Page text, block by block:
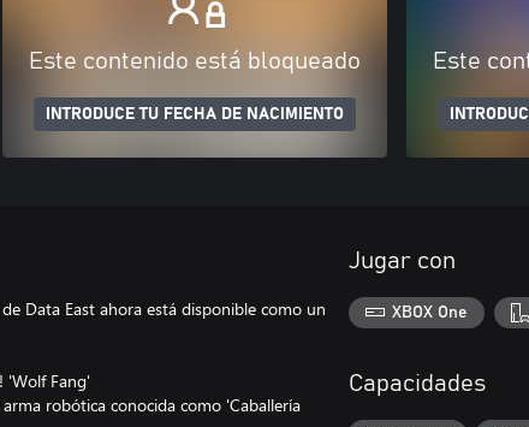
Este contenido está bloqueado
INTRODUCE TU FECHA DE NACIMIENTO
Este
Data East ahora está disponible como un
'Wolf Fang'
robótica conocida como 'Caballería
Jugar con
XBOX One
Capacidades